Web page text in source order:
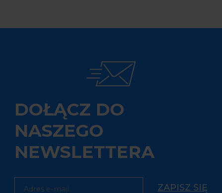
DOŁĄCZ DO
NASZEGO
NEWSLETTERA